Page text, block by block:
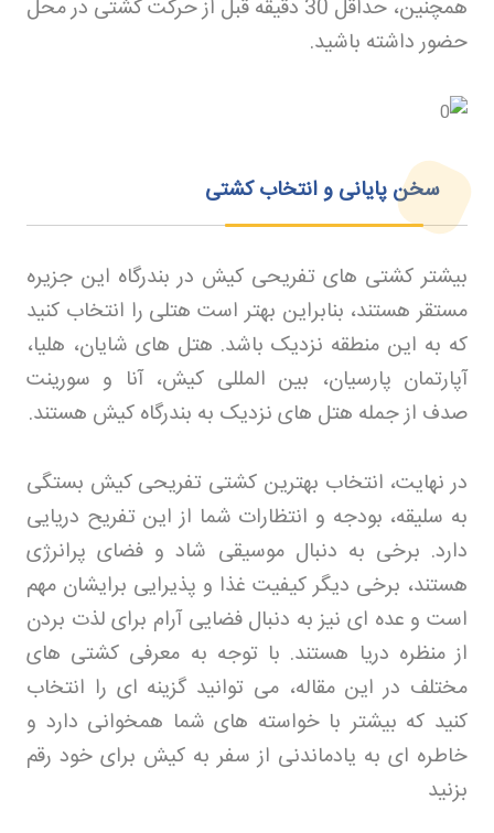
همچنین، حداقل 30 دقیقه قبل از حرکت کشتی در محل
حضور داشته باشید.
سخن پایانی و انتخاب کشتی
بیشتر کشتی های تفریحی کیش در بندرگاه این جزیره
مستقر هستند، بنابراین بهتر است هتلی را انتخاب کنید
که به این منطقه نزدیک باشد. هتل های شایان، هلیا،
آپارتمان پارسیان، بین المللی کیش، آنا و سورینت
صدف از جمله هتل های نزدیک به بندرگاه کیش هستند.
در نهایت، انتخاب بهترین کشتی تفریحی کیش بستگی
به سلیقه، بودجه و انتظارات شما از این تفریح دریایی
دارد. برخی به دنبال موسیقی شاد و فضای پرانرژی
هستند، برخی دیگر کیفیت غذا و پذیرایی برایشان مهم
است و عده ای نیز به دنبال فضایی آرام برای لذت بردن
از منظره دریا هستند. با توجه به معرفی کشتی های
مختلف در این مقاله، می توانید گزینه ای را انتخاب
کنید که بیشتر با خواسته های شما همخوانی دارد و
خاطره ای به یادماندنی از سفر به کیش برای خود رقم
بزنید